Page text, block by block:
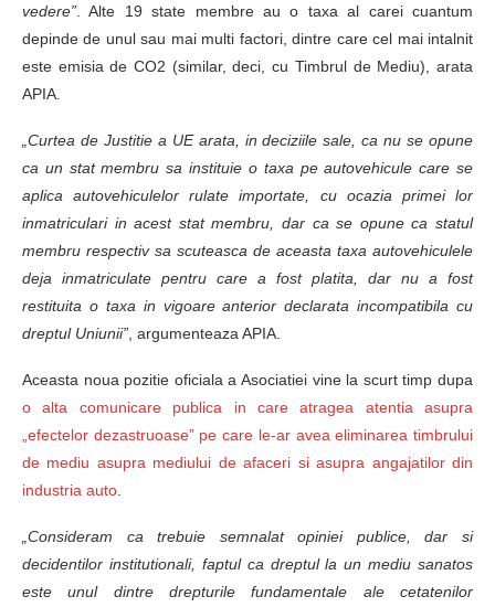
vedere” . Alte 19 state membre au o taxa al carei cuantum
depinde de unul sau mai multi factori, dintre care cel mai intalnit
este emisia de CO2 (similar, deci, cu Timbrul de Mediu), arata
APIA.
„Curtea de Justitie a UE arata, in deciziile sale, ca nu se opune
ca un stat membru sa instituie o taxa pe autovehicule care se
aplica autovehiculelor rulate importate, cu ocazia primei lor
inmatriculari in acest stat membru, dar ca se opune ca statul
membru respectiv sa scuteasca de aceasta taxa autovehiculele
deja inmatriculate pentru care a fost platita, dar nu a fost
restituita o taxa in vigoare anterior declarata incompatibila cu
dreptul Uniunii” , argumenteaza APIA.
Aceasta noua pozitie oficiala a Asociatiei vine la scurt timp dupa
o alta comunicare publica in care atragea atentia asupra
„efectelor dezastruoase” pe care le-ar avea eliminarea timbrului
de mediu asupra mediului de afaceri si asupra angajatilor din
industria auto
„Consideram ca trebuie semnalat opiniei publice, dar si
decidentilor institutionali, faptul ca dreptul la un mediu sanatos
este unul dintre drepturile fundamentale ale cetatenilor